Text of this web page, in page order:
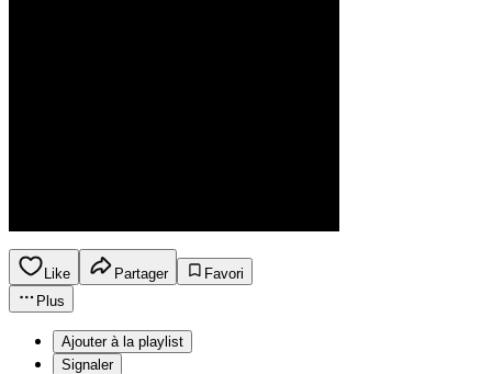
Like Partager
Favori
Plus
Ajouter à la playlist
Signaler